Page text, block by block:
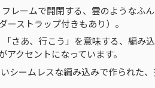
フレームで開閉する、雲のようなふ
ーストラップ付きもあり）。
「さあ、行こう」を意味する、編み
クセントになっています。
シームレスな編み込みで作られた